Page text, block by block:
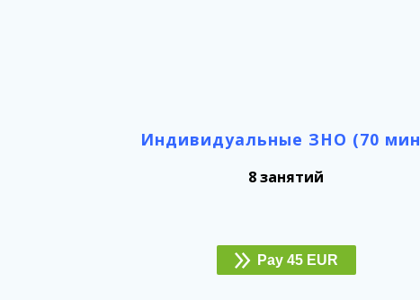
Индивидуальные ЗНО (70
8 занятий
Pay 45 EUR